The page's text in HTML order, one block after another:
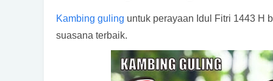
Kambing guling untuk perayaan Idul Fitri 1443 H
suasana terbaik.